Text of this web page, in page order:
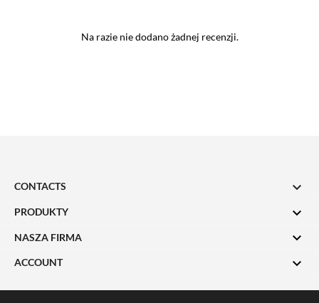
Na razie nie dodano żadnej recenzji.
CONTACTS 
PRODUKTY 
NASZA FIRMA 
ACCOUNT 